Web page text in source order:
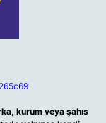
kurum veya şahıs